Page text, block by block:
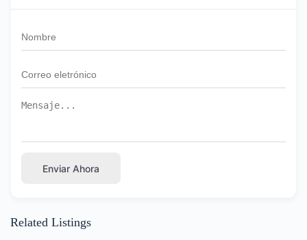
Enviar Ahora
Related Listings